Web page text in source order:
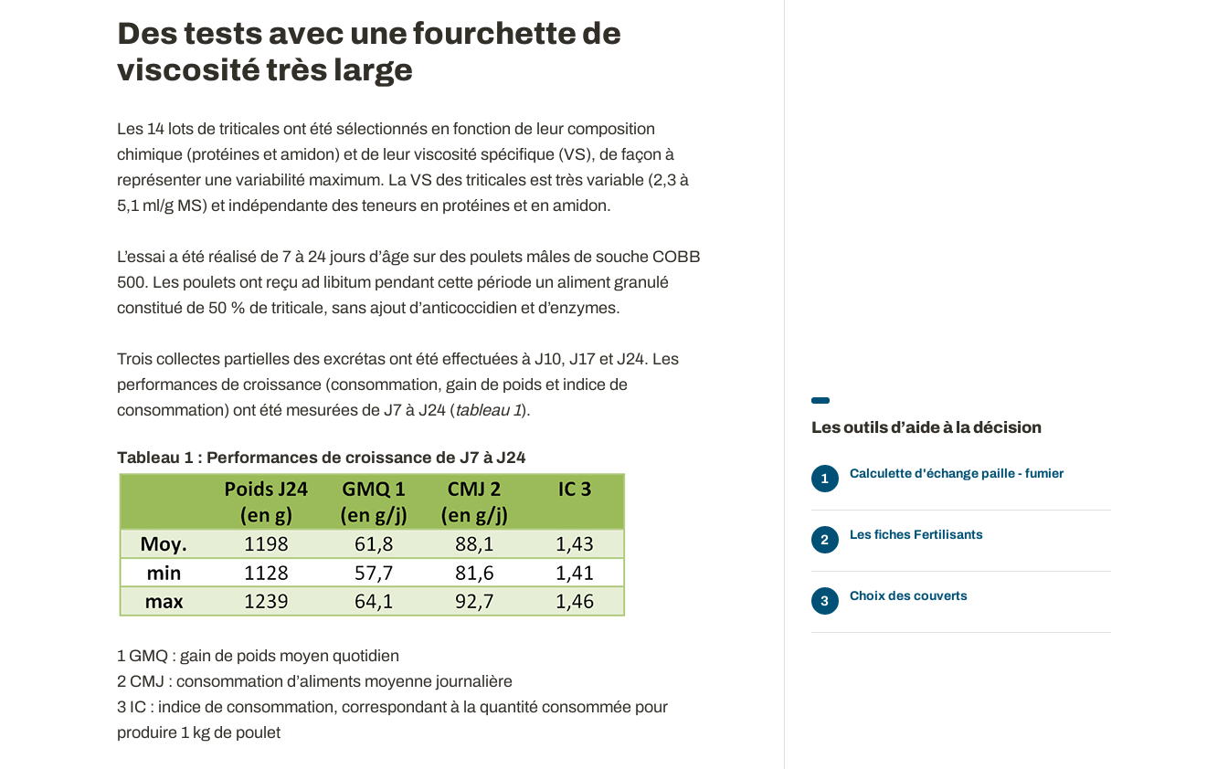
Des tests avec une fourchette de
viscosité très large
Les 14 lots de triticales ont été sélectionnés en fonction de leur composition
chimique (protéines et amidon) et de leur viscosité spécifique (VS), de façon à
représenter une variabilité maximum. La VS des triticales est très variable (2,3 à
5,1 ml/g MS) et indépendante des teneurs en protéines et en amidon.
L’essai a été réalisé de 7 à 24 jours d’âge sur des poulets mâles de souche COBB
500. Les poulets ont reçu ad libitum pendant cette période un aliment granulé
constitué de 50 % de triticale, sans ajout d’anticoccidien et d’enzymes.
Trois collectes partielles des excrétas ont été effectuées à J10, J17 et J24. Les
performances de croissance (consommation, gain de poids et indice de
consommation) ont été mesurées de J7 à J24 (tableau 1).
Tableau 1 : Performances de croissance de J7 à J24
1 GMQ : gain de poids moyen quotidien
2 CMJ : consommation d’aliments moyenne journalière
3 IC : indice de consommation, correspondant à la quantité consommée pour
produire 1 kg de poulet
Les outils d’aide à la décision
Calculette d'échange paille - fumier
Les fiches Fertilisants
Choix des couverts